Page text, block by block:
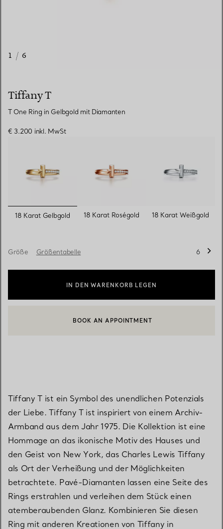
1 / 6
Tiffany T
T One Ring in Gelbgold mit Diamanten
€ 3.200 inkl. MwSt
ausgewählt
18 Karat Gelbgold 18 Karat Roségold 18 Karat Weißgold
Größe Größentabelle 6
IN DEN WARENKORB LEGEN
EINEN KUNDENBERATER KONTAKTIEREN ODER EINEN
BOOK AN APPOINTMENT
Tiffany T ist ein Symbol des unendlichen Potenzials
der Liebe. Tiffany T ist inspiriert von einem Archiv-
Armband aus dem Jahr 1975. Die Kollektion ist eine
Hommage an das ikonische Motiv des Hauses und
den Geist von New York, das Charles Lewis Tiffany
als Ort der Verheißung und der Möglichkeiten
betrachtete. Pavé-Diamanten lassen eine Seite des
Rings erstrahlen und verleihen dem Stück einen
atemberaubenden Glanz. Kombinieren Sie diesen
Ring mit anderen Kreationen von Tiffany in